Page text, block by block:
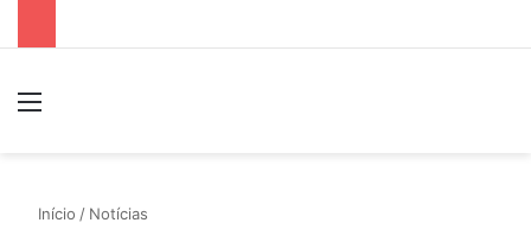
Início / Notícias